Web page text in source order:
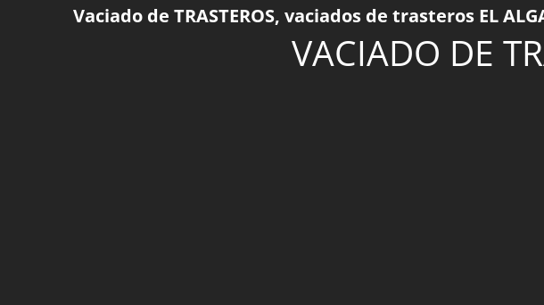
Vaciado de TRASTEROS, vaciados de trasteros EL
VACIADO DE